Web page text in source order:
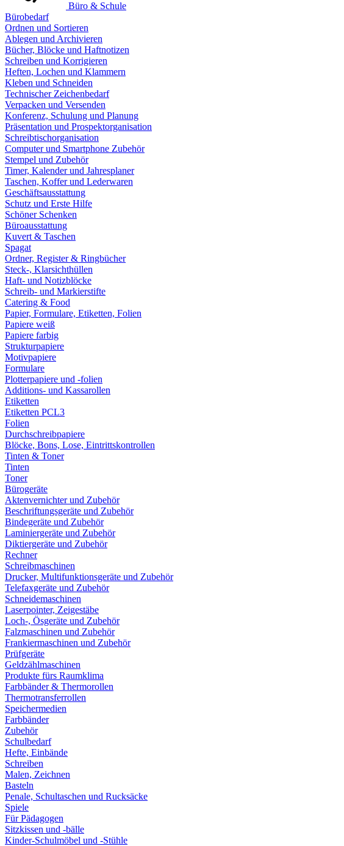
Büro & Schule
Bürobedarf
Ordnen und Sortieren
Ablegen und Archivieren
Bücher, Blöcke und Haftnotizen
Schreiben und Korrigieren
Heften, Lochen und Klammern
Kleben und Schneiden
Technischer Zeichenbedarf
Verpacken und Versenden
Konferenz, Schulung und Planung
Präsentation und Prospektorganisation
Schreibtischorganisation
Computer und Smartphone Zubehör
Stempel und Zubehör
Timer, Kalender und Jahresplaner
Taschen, Koffer und Lederwaren
Geschäftsausstattung
Schutz und Erste Hilfe
Schöner Schenken
Büroausstattung
Kuvert & Taschen
Spagat
Ordner, Register & Ringbücher
Steck-, Klarsichthüllen
Haft- und Notizblöcke
Schreib- und Markierstifte
Catering & Food
Papier, Formulare, Etiketten, Folien
Papiere weiß
Papiere farbig
Strukturpapiere
Motivpapiere
Formulare
Plotterpapiere und -folien
Additions- und Kassarollen
Etiketten
Etiketten PCL3
Folien
Durchschreibpapiere
Blöcke, Bons, Lose, Eintrittskontrollen
Tinten & Toner
Tinten
Toner
Bürogeräte
Aktenvernichter und Zubehör
Beschriftungsgeräte und Zubehör
Bindegeräte und Zubehör
Laminiergeräte und Zubehör
Diktiergeräte und Zubehör
Rechner
Schreibmaschinen
Drucker, Multifunktionsgeräte und Zubehör
Telefaxgeräte und Zubehör
Schneidemaschinen
Laserpointer, Zeigestäbe
Loch-, Ösgeräte und Zubehör
Falzmaschinen und Zubehör
Frankiermaschinen und Zubehör
Prüfgeräte
Geldzählmaschinen
Produkte fürs Raumklima
Farbbänder & Thermorollen
Thermotransferrollen
Speichermedien
Farbbänder
Zubehör
Schulbedarf
Hefte, Einbände
Schreiben
Malen, Zeichnen
Basteln
Penale, Schultaschen und Rucksäcke
Spiele
Für Pädagogen
Sitzkissen und -bälle
Kinder-Schulmöbel und -Stühle